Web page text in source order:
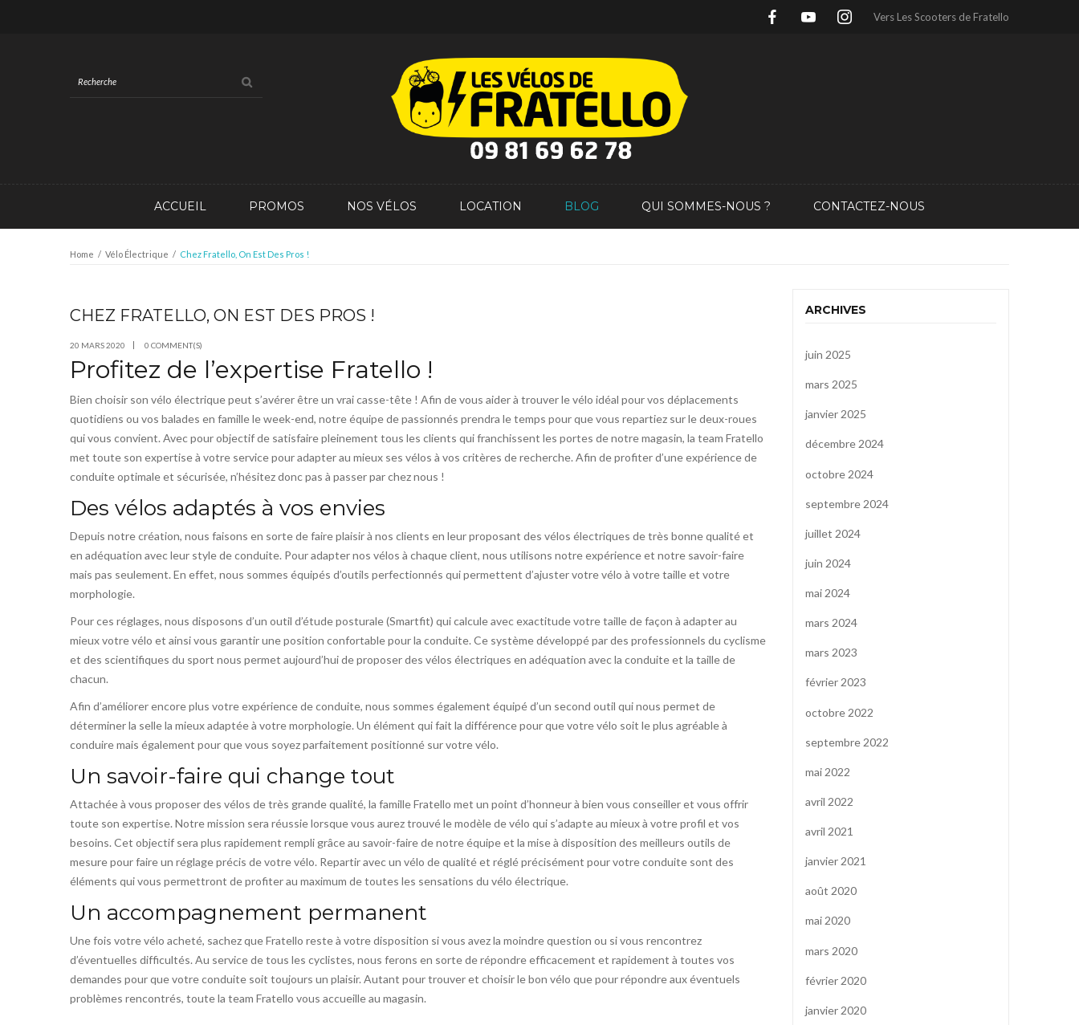
Vers Les Scooters de Fratello
ACCUEIL PROMOS NOS VÉLOS LOCATION BLOG QUI SOMMES-NOUS ? CONTACTEZ-NOUS
Home / Vélo Électrique / Chez Fratello, On Est Des Pros !
MAR
CHEZ FRATELLO, ON EST DES PROS !
20 MARS 2020 0 COMMENT(S)
Profitez de l’expertise Fratello !
Bien choisir son vélo électrique peut s’avérer être un vrai casse-tête ! Afin de vous aider à trouver le vélo idéal pour vos déplacements
quotidiens ou vos balades en famille le week-end, notre équipe de passionnés prendra le temps pour que vous repartiez sur le deux-roues
qui vous convient. Avec pour objectif de satisfaire pleinement tous les clients qui franchissent les portes de notre magasin, la team Fratello
met toute son expertise à votre service pour adapter au mieux ses vélos à vos critères de recherche. Afin de profiter d’une expérience de
conduite optimale et sécurisée, n’hésitez donc pas à passer par chez nous !
Des vélos adaptés à vos envies
Depuis notre création, nous faisons en sorte de faire plaisir à nos clients en leur proposant des vélos électriques de très bonne qualité et
en adéquation avec leur style de conduite. Pour adapter nos vélos à chaque client, nous utilisons notre expérience et notre savoir-faire
mais pas seulement. En effet, nous sommes équipés d’outils perfectionnés qui permettent d’ajuster votre vélo à votre taille et votre
morphologie.
Pour ces réglages, nous disposons d’un outil d’étude posturale (Smartfit) qui calcule avec exactitude votre taille de façon à adapter au
mieux votre vélo et ainsi vous garantir une position confortable pour la conduite. Ce système développé par des professionnels du cyclisme
et des scientifiques du sport nous permet aujourd’hui de proposer des vélos électriques en adéquation avec la conduite et la taille de
chacun.
Afin d’améliorer encore plus votre expérience de conduite, nous sommes également équipé d’un second outil qui nous permet de
déterminer la selle la mieux adaptée à votre morphologie. Un élément qui fait la différence pour que votre vélo soit le plus agréable à
conduire mais également pour que vous soyez parfaitement positionné sur votre vélo.
Un savoir-faire qui change tout
Attachée à vous proposer des vélos de très grande qualité, la famille Fratello met un point d’honneur à bien vous conseiller et vous offrir
toute son expertise. Notre mission sera réussie lorsque vous aurez trouvé le modèle de vélo qui s’adapte au mieux à votre profil et vos
besoins. Cet objectif sera plus rapidement rempli grâce au savoir-faire de notre équipe et la mise à disposition des meilleurs outils de
mesure pour faire un réglage précis de votre vélo. Repartir avec un vélo de qualité et réglé précisément pour votre conduite sont des
éléments qui vous permettront de profiter au maximum de toutes les sensations du vélo électrique.
Un accompagnement permanent
Une fois votre vélo acheté, sachez que Fratello reste à votre disposition si vous avez la moindre question ou si vous rencontrez
d’éventuelles difficultés. Au service de tous les cyclistes, nous ferons en sorte de répondre efficacement et rapidement à toutes vos
demandes pour que votre conduite soit toujours un plaisir. Autant pour trouver et choisir le bon vélo que pour répondre aux éventuels
problèmes rencontrés, toute la team Fratello vous accueille au magasin.
ARCHIVES
juin 2025
mars 2025
janvier 2025
décembre 2024
octobre 2024
septembre 2024
juillet 2024
juin 2024
mai 2024
mars 2024
mars 2023
février 2023
octobre 2022
septembre 2022
mai 2022
avril 2022
avril 2021
janvier 2021
août 2020
mai 2020
mars 2020
février 2020
janvier 2020